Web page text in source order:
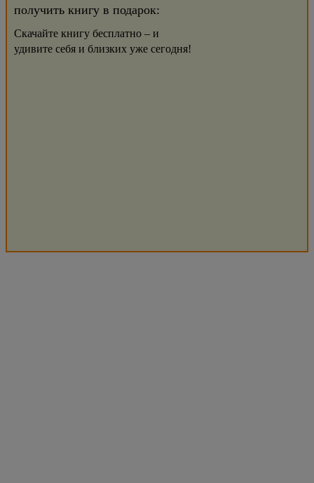
получить книгу в подарок:
Скачайте книгу бесплатно – и
удивите себя и близких уже сегодня!